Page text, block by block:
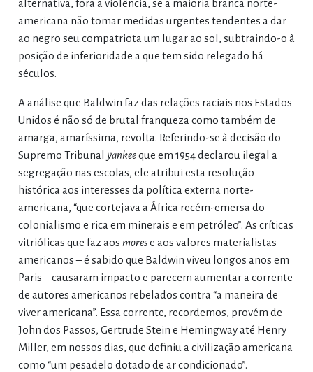
alternativa, fora a violência, se a maioria branca norte-
americana não tomar medidas urgentes tendentes a dar
ao negro seu compatriota um lugar ao sol, subtraindo-o à
posição de inferioridade a que tem sido relegado há
séculos.
A análise que Baldwin faz das relações raciais nos Estados
Unidos é não só de brutal franqueza como também de
amarga, amaríssima, revolta. Referindo-se à decisão do
Supremo Tribunal yankeeque em 1954 declarou ilegal a
segregação nas escolas, ele atribui esta resolução
histórica aos interesses da política externa norte-
americana, “que cortejava a África recém-emersa do
colonialismo e rica em minerais e em petróleo”. As críticas
vitriólicas que faz aos morese aos valores materialistas
americanos – é sabido que Baldwin viveu longos anos em
Paris – causaram impacto e parecem aumentar a corrente
de autores americanos rebelados contra “a maneira de
viver americana”. Essa corrente, recordemos, provém de
John dos Passos, Gertrude Stein e Hemingway até Henry
Miller, em nossos dias, que definiu a civilização americana
como “um pesadelo dotado de ar condicionado”.